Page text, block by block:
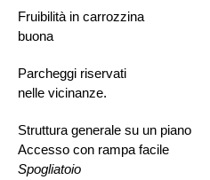
Fruibilità in carrozzina
buona
Parcheggi riservati
nelle vicinanze.
Struttura generale su un piano
Accesso con rampa facile
Spogliatoio